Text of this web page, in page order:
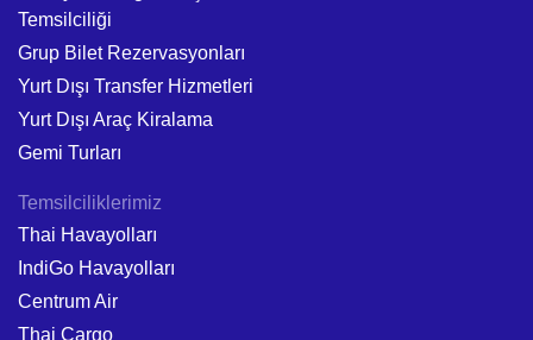
Temsilciliği
Grup Bilet Rezervasyonları
Yurt Dışı Transfer Hizmetleri
Yurt Dışı Araç Kiralama
Gemi Turları
Temsilciliklerimiz
Thai Havayolları
IndiGo Havayolları
Centrum Air
Thai Cargo